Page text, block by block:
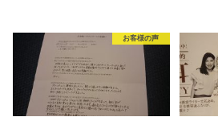
お客様の声